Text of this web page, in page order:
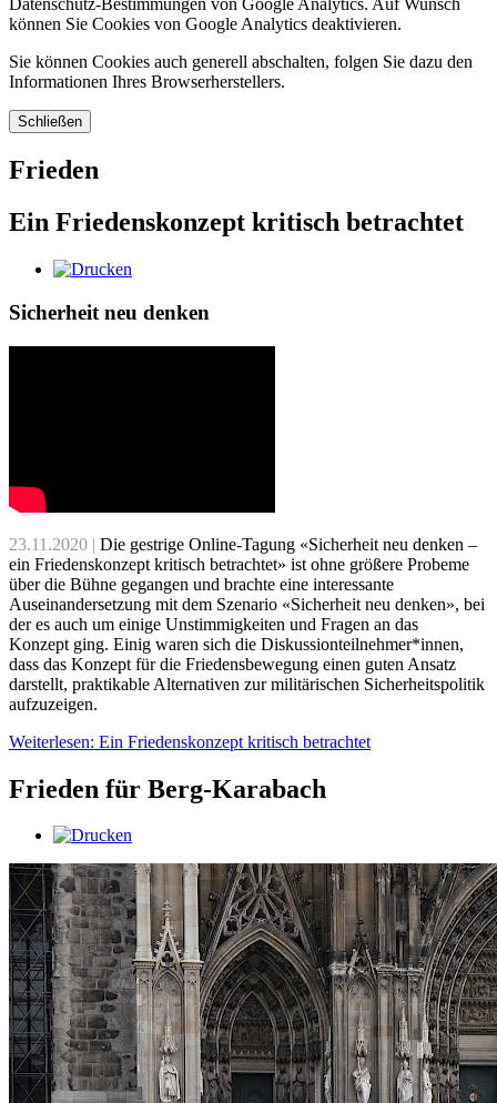
Datenschutz-Bestimmungen von Google Analytics. Auf Wunsch
können Sie Cookies von Google Analytics deaktivieren.
Sie können Cookies auch generell abschalten, folgen Sie dazu den
Informationen Ihres Browserherstellers.
Schließen
Frieden
Ein Friedenskonzept kritisch betrachtet
Sicherheit neu denken
23.11.2020 | Die gestrige Online-Tagung «Sicherheit neu denken –
ein Friedenskonzept kritisch betrachtet» ist ohne größere Probeme
über die Bühne gegangen und brachte eine interessante
Auseinandersetzung mit dem Szenario «Sicherheit neu denken», bei
der es auch um einige Unstimmigkeiten und Fragen an das
Konzept ging. Einig waren sich die Diskussionteilnehmer*innen,
dass das Konzept für die Friedensbewegung einen guten Ansatz
darstellt, praktikable Alternativen zur militärischen Sicherheitspolitik
aufzuzeigen.
Weiterlesen: Ein Friedenskonzept kritisch betrachtet
Frieden für Berg-Karabach